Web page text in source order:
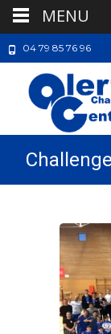
04 79 85 76 96
MENU